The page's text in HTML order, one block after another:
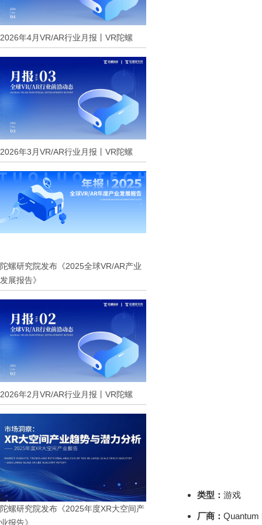
2026年4月VR/AR行业月报丨VR陀螺
2026年3月VR/AR行业月报丨VR陀螺
陀螺研究院发布《2025全球VR/AR产业
发展报告》
2026年2月VR/AR行业月报丨VR陀螺
陀螺研究院发布《2025年度XR大空间产
业报告》
类型： 游戏
厂商： Quantum